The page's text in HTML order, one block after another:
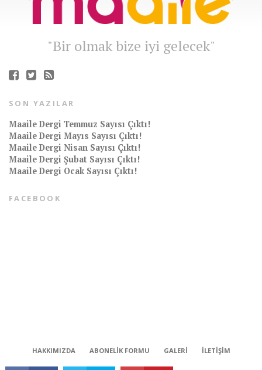
"Bir olmak bize iyi gelecek"
SON YAZILAR
Maaile Dergi Temmuz Sayısı Çıktı!
Maaile Dergi Mayıs Sayısı Çıktı!
Maaile Dergi Nisan Sayısı Çıktı!
Maaile Dergi Şubat Sayısı Çıktı!
Maaile Dergi Ocak Sayısı Çıktı!
FACEBOOK
HAKKIMIZDA ABONELIK FORMU GALERI
İLETIŞIM
Tüm hakları saklıdır © 2018 | Maaile bir Milli Medya kuruluşudur.